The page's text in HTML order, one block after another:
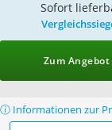
Sofort
Zum Angebot
ⓘ Informationen zur